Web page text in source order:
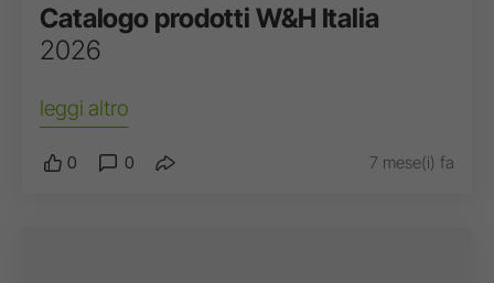
Catalogo prodotti W&H Italia
2026
leggi altro
0 0 7 mese(i) fa